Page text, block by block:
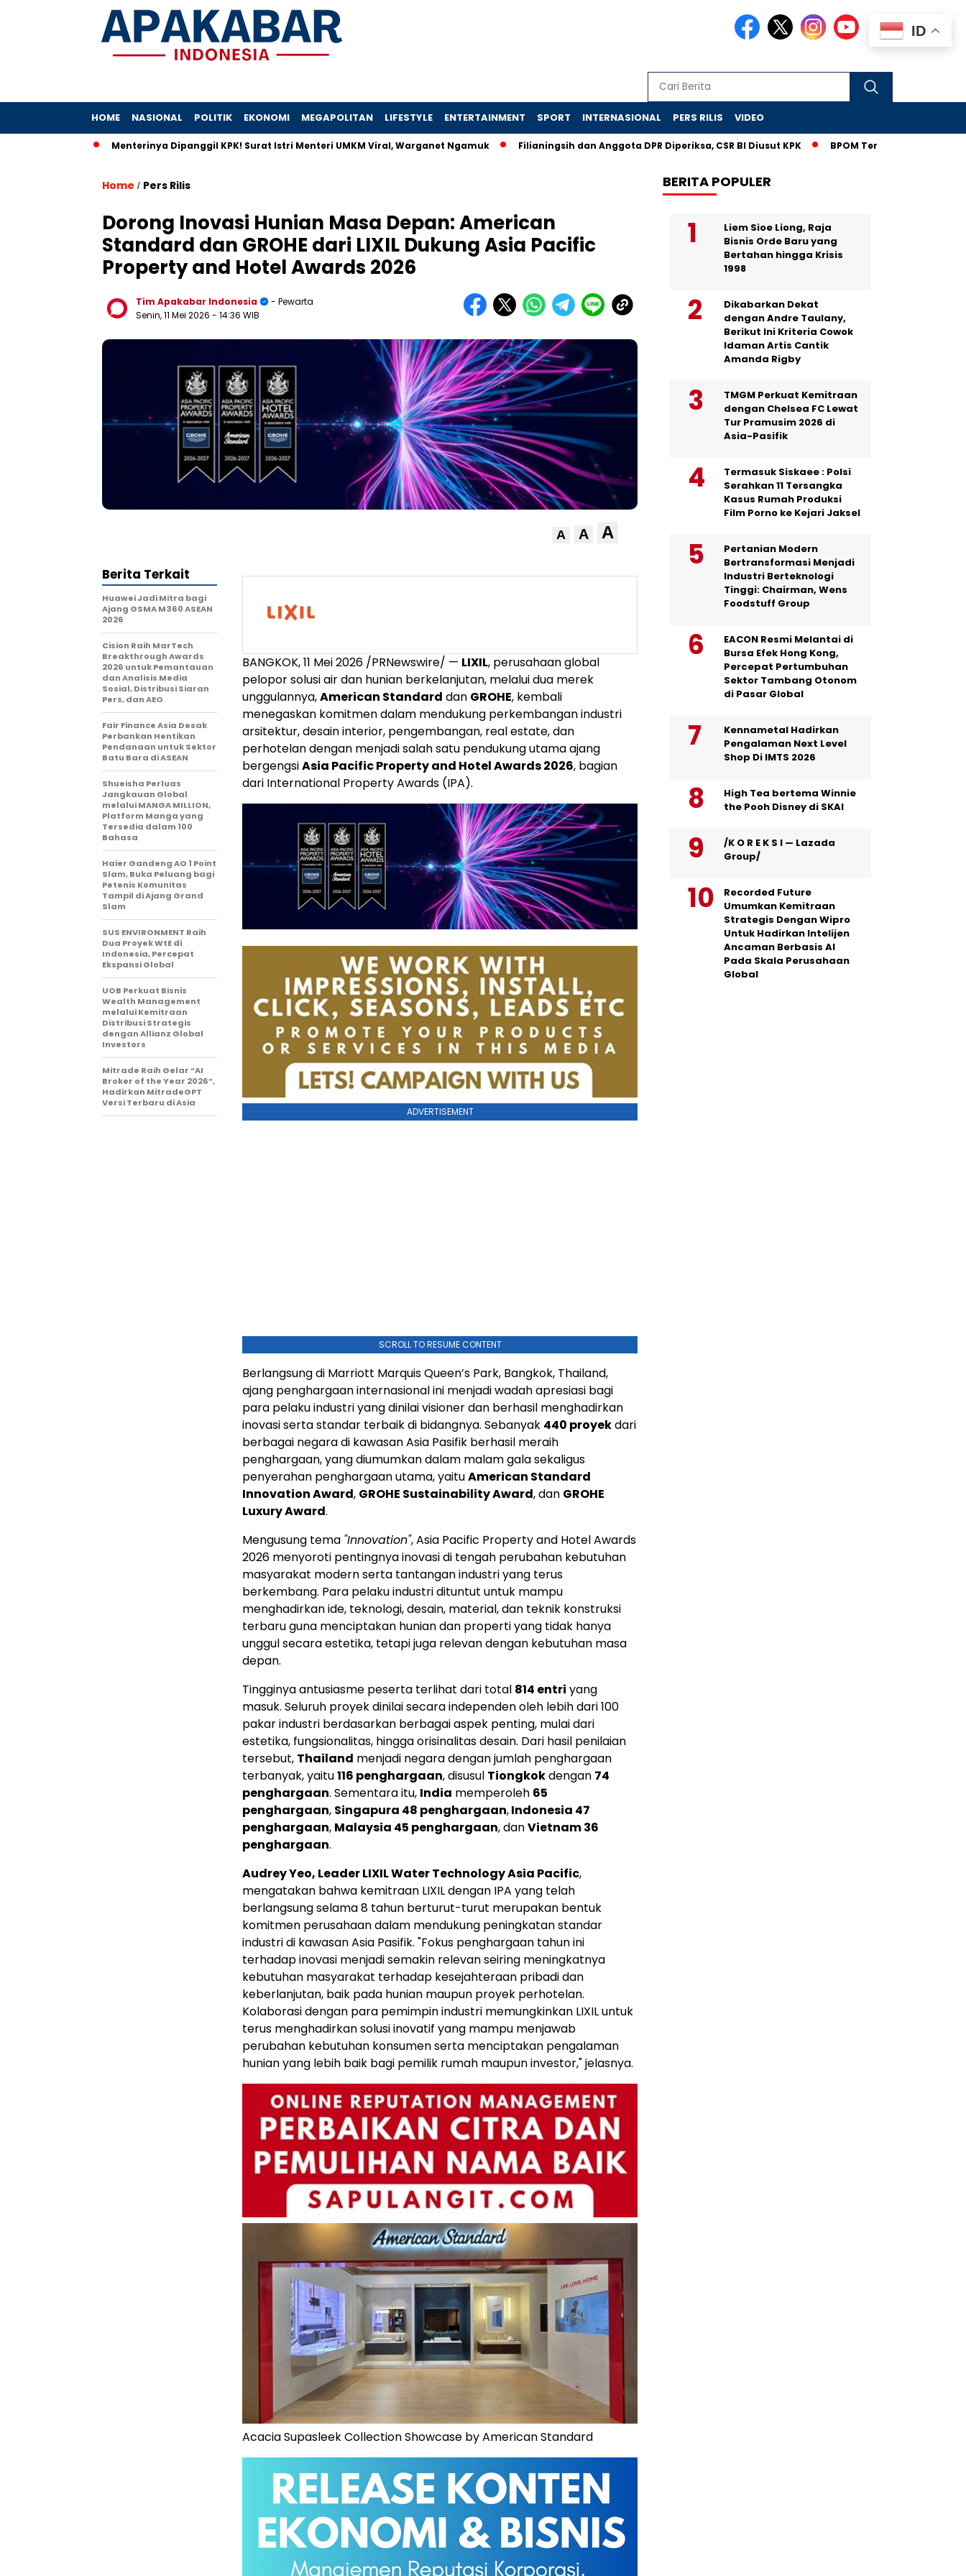
HOME NASIONAL POLITIK EKONOMI MEGAPOLITAN LIFESTYLE ENTERTAINMENT SPORT INTERNASIONAL PERS RILIS VIDEO
Menterinya Dipanggil KPK! Surat Istri Menteri UMKM Viral, Warganet Ngamuk Filianingsih dan Anggota DPR Diperiksa, CSR BI Diusut KPK BPOM Temukan 9 Produk Obat
Home / Pers Rilis
Dorong Inovasi Hunian Masa Depan: American
Standard dan GROHE dari LIXIL Dukung Asia Pacific
Property and Hotel Awards 2026
Tim Apakabar Indonesia
- Pewarta
Senin, 11 Mei 2026 - 14:36 WIB
A A A
BANGKOK,11 Mei 2026 /PRNewswire/ — LIXIL, perusahaan global
pelopor solusi air dan hunian berkelanjutan, melalui dua merek
unggulannya,American Standard dan GROHE, kembali
menegaskan komitmen dalam mendukung perkembangan industri
arsitektur, desain interior, pengembangan, real estate, dan
perhotelan dengan menjadi salah satu pendukung utama ajang
bergengsiAsia Pacific Property and Hotel Awards 2026, bagian
dari International Property Awards (IPA).
ADVERTISEMENT
SCROLL TO RESUME CONTENT
Berlangsung di Marriott Marquis Queen’s Park, Bangkok, Thailand,
ajang penghargaan internasional ini menjadi wadah apresiasi bagi
para pelaku industri yang dinilai visioner dan berhasil menghadirkan
inovasi serta standar terbaik di bidangnya. Sebanyak 440 proyekdari
berbagai negara di kawasan Asia Pasifik berhasil meraih
penghargaan, yang diumumkan dalam malam gala sekaligus
penyerahan penghargaan utama, yaituAmerican Standard
Innovation Award, GROHE Sustainability Award, dan GROHE
Luxury Award.
Mengusung tema "Innovation", Asia Pacific Property and Hotel Awards
2026 menyoroti pentingnya inovasi di tengah perubahan kebutuhan
masyarakat modern serta tantangan industri yang terus
berkembang. Para pelaku industri dituntut untuk mampu
menghadirkan ide, teknologi, desain, material, dan teknik konstruksi
terbaru guna menciptakan hunian dan properti yang tidak hanya
unggul secara estetika, tetapi juga relevan dengan kebutuhan masa
depan.
Tingginya antusiasme peserta terlihat dari total 814 entri yang
masuk. Seluruh proyek dinilai secara independen oleh lebih dari 100
pakar industri berdasarkan berbagai aspek penting, mulai dari
estetika, fungsionalitas, hingga orisinalitas desain. Dari hasil penilaian
tersebut, Thailand menjadi negara dengan jumlah penghargaan
terbanyak, yaitu116 penghargaan, disusul Tiongkokdengan 74
penghargaan. Sementara itu, India memperoleh 65
penghargaan, Singapura 48 penghargaan,Indonesia 47
penghargaan, Malaysia 45 penghargaan, danVietnam 36
penghargaan.
Audrey Yeo, Leader LIXIL Water Technology Asia Pacific,
mengatakan bahwa kemitraan LIXIL dengan IPA yang telah
berlangsung selama 8 tahun berturut-turut merupakan bentuk
komitmen perusahaan dalam mendukung peningkatan standar
industri di kawasan Asia Pasifik. "Fokus penghargaan tahun ini
terhadap inovasi menjadi semakin relevan seiring meningkatnya
kebutuhan masyarakat terhadap kesejahteraan pribadi dan
keberlanjutan, baik pada hunian maupun proyek perhotelan.
Kolaborasi dengan para pemimpin industri memungkinkan LIXIL untuk
terus menghadirkan solusi inovatif yang mampu menjawab
perubahan kebutuhan konsumen serta menciptakan pengalaman
hunian yang lebih baik bagi pemilik rumah maupun investor," jelasnya.
Acacia Supasleek Collection Showcase by American Standard
Berita Terkait
Huawei Jadi Mitra bagi
Ajang GSMA M360 ASEAN
2026
Cision Raih MarTech
Breakthrough Awards
2026 untuk Pemantauan
dan Analisis Media
Sosial, Distribusi Siaran
Pers, dan AEO
Fair Finance Asia Desak
Perbankan Hentikan
Pendanaan untuk Sektor
Batu Bara di ASEAN
Shueisha Perluas
Jangkauan Global
melalui MANGA MILLION,
Platform Manga yang
Tersedia dalam 100
Bahasa
Haier Gandeng AO 1 Point
Slam, Buka Peluang bagi
Petenis Komunitas
Tampil di Ajang Grand
Slam
SUS ENVIRONMENT Raih
Dua Proyek WtE di
Indonesia, Percepat
Ekspansi Global
UOB Perkuat Bisnis
Wealth Management
melalui Kemitraan
Distribusi Strategis
dengan Allianz Global
Investors
Mitrade Raih Gelar “AI
Broker of the Year 2026”,
Hadirkan MitradeGPT
Versi Terbaru di Asia
BERITA POPULER
Liem Sioe Liong, Raja
Bisnis Orde Baru yang
Bertahan hingga Krisis
1998
Dikabarkan Dekat
dengan Andre Taulany,
Berikut Ini Kriteria Cowok
Idaman Artis Cantik
Amanda Rigby
TMGM Perkuat Kemitraan
dengan Chelsea FC Lewat
Tur Pramusim 2026 di
Asia-Pasifik
Termasuk Siskaee : Polsi
Serahkan 11 Tersangka
Kasus Rumah Produksi
Film Porno ke Kejari Jaksel
Pertanian Modern
Bertransformasi Menjadi
Industri Berteknologi
Tinggi: Chairman, Wens
Foodstuff Group
EACON Resmi Melantai di
Bursa Efek Hong Kong,
Percepat Pertumbuhan
Sektor Tambang Otonom
di Pasar Global
Kennametal Hadirkan
Pengalaman Next Level
Shop Di IMTS 2026
High Tea bertema Winnie
the Pooh Disney di SKAI
/K O R E K S I — Lazada
Group/
Recorded Future
Umumkan Kemitraan
Strategis Dengan Wipro
Untuk Hadirkan Intelijen
Ancaman Berbasis AI
Pada Skala Perusahaan
Global
ID